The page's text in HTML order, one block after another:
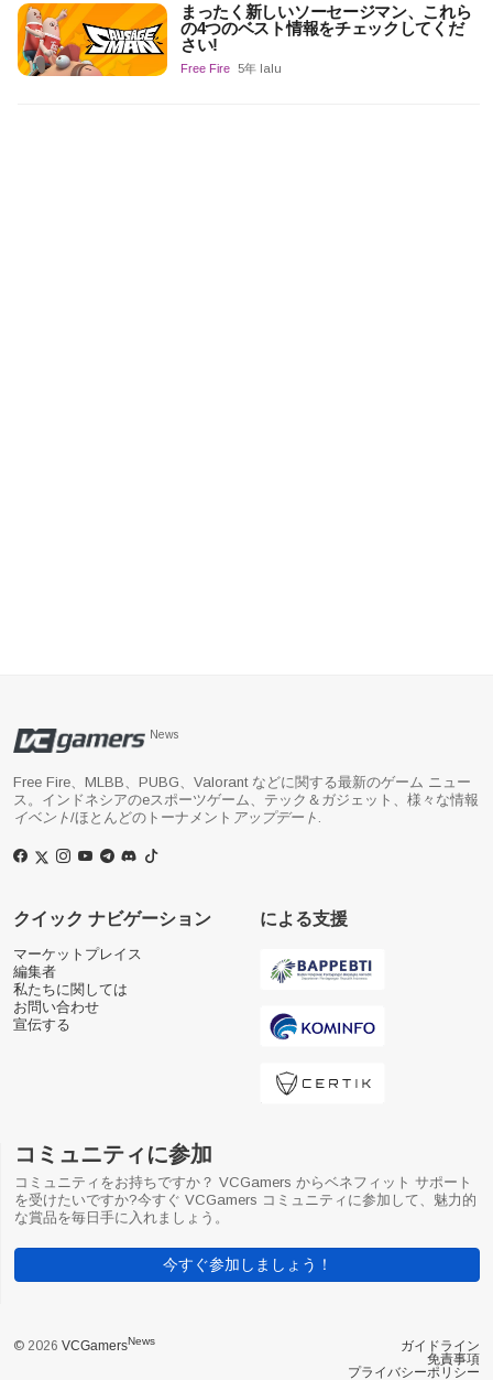
まったく新しいソーセージマン、これら
の4つのベスト情報をチェックしてくだ
さい!
Free Fire 5年 lalu
News
Free Fire、MLBB、PUBG、Valorant などに関する最新のゲーム ニュー
ス。インドネシアのeスポーツゲーム、テック＆ガジェット、様々な情報
イベント/ほとんどのトーナメント アップデート .
クイック ナビゲーション
マーケットプレイス
編集者
私たちに関しては
お問い合わせ
宣伝する
による支援
コミュニティに参加
コミュニティをお持ちですか？ VCGamers からベネフィット サポート
を受けたいですか?今すぐ VCGamers コミュニティに参加して、魅力的
な賞品を毎日手に入れましょう。
今すぐ参加しましょう！
© 2026 VCGamersNews
ガイドライン
免責事項
プライバシーポリシー